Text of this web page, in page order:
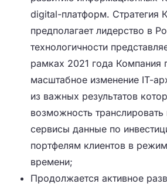
digital-платформ. Стратегия
предполагает лидерство в
технологичности
рамках 2021 года Компания
масштабное изменение IТ-
из важных результатов
возможность транслировать
сервисы данные по
портфелям клиентов в
времени;
Продолжается активное